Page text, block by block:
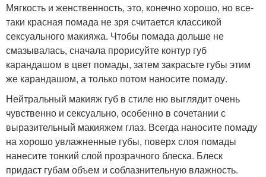
Мягкость и женственность, это, конечно хорошо, но все-
таки красная помада не зря считается классикой
сексуального макияжа. Чтобы помада дольше не
смазывалась, сначала прорисуйте контур губ
карандашом в цвет помады, затем закрасьте губы этим
же карандашом, а только потом наносите помаду.
Нейтральный макияж губ в стиле ню выглядит очень
чувственно и сексуально, особенно в сочетании с
выразительный макияжем глаз. Всегда наносите помаду
на хорошо увлажненные губы, поверх слоя помады
нанесите тонкий слой прозрачного блеска. Блеск
придаст губам объем и соблазнительную влажность.